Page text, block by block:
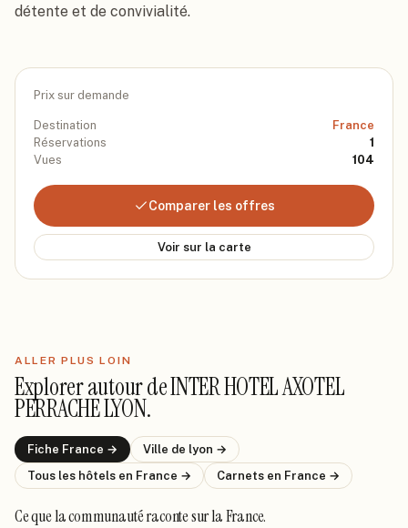
détente et de convivialité.
Prix sur demande
Destination
France
Réservations
1
Vues
104
Comparer les offres
Voir sur la carte
ALLER PLUS LOIN
Explorer autour deINTER HOTEL AXOTEL
PERRACHE LYON.
Fiche France → Ville de lyon →
Tous les hôtels en France → Carnets en France →
Ce que la communauté racontesur la France.